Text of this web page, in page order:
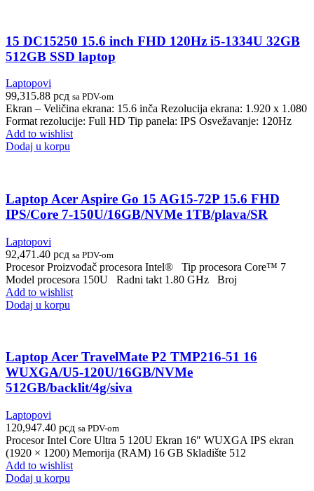
15 DC15250 15.6 inch FHD 120Hz i5-1334U 32GB
512GB SSD laptop
Laptopovi
99,315.88 рсд sa PDV-om
Ekran – Veličina ekrana: 15.6 inča Rezolucija ekrana: 1.920 x 1.080
Format rezolucije: Full HD Tip panela: IPS Osvežavanje: 120Hz
Add to wishlist
Dodaj u korpu
Laptop Acer Aspire Go 15 AG15-72P 15.6 FHD
IPS/Core 7-150U/16GB/NVMe 1TB/plava/SR
Laptopovi
92,471.40 рсд sa PDV-om
Procesor Proizvođač procesora Intel® Tip procesora Core™ 7
Model procesora 150U Radni takt 1.80 GHz Broj
Add to wishlist
Dodaj u korpu
Laptop Acer TravelMate P2 TMP216-51 16
WUXGA/U5-120U/16GB/NVMe
512GB/backlit/4g/siva
Laptopovi
120,947.40 рсд sa PDV-om
Procesor Intel Core Ultra 5 120U Ekran 16″ WUXGA IPS ekran
(1920 × 1200) Memorija (RAM) 16 GB Skladište 512
Add to wishlist
Dodaj u korpu